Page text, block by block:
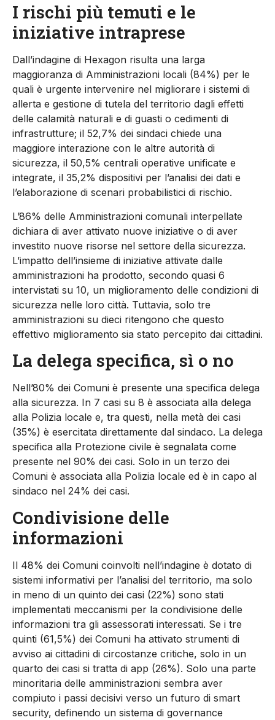
I rischi più temuti e le
iniziative intraprese
Dall’indagine di Hexagon risulta una larga
maggioranza di Amministrazioni locali (84%) per le
quali è urgente intervenire nel migliorare i sistemi di
allerta e gestione di tutela del territorio dagli effetti
delle calamità naturali e di guasti o cedimenti di
infrastrutture; il 52,7% dei sindaci chiede una
maggiore interazione con le altre autorità di
sicurezza, il 50,5% centrali operative unificate e
integrate, il 35,2% dispositivi per l’analisi dei dati e
l’elaborazione di scenari probabilistici di rischio.
L’86% delle Amministrazioni comunali interpellate
dichiara di aver attivato nuove iniziative o di aver
investito nuove risorse nel settore della sicurezza.
L’impatto dell’insieme di iniziative attivate dalle
amministrazioni ha prodotto, secondo quasi 6
intervistati su 10, un miglioramento delle condizioni di
sicurezza nelle loro città. Tuttavia, solo tre
amministrazioni su dieci ritengono che questo
effettivo miglioramento sia stato percepito dai cittadini.
La delega specifica, sì o no
Nell’80% dei Comuni è presente una specifica delega
alla sicurezza. In 7 casi su 8 è associata alla delega
alla Polizia locale e, tra questi, nella metà dei casi
(35%) è esercitata direttamente dal sindaco. La delega
specifica alla Protezione civile è segnalata come
presente nel 90% dei casi. Solo in un terzo dei
Comuni è associata alla Polizia locale ed è in capo al
sindaco nel 24% dei casi.
Condivisione delle
informazioni
Il 48% dei Comuni coinvolti nell’indagine è dotato di
sistemi informativi per l’analisi del territorio, ma solo
in meno di un quinto dei casi (22%) sono stati
implementati meccanismi per la condivisione delle
informazioni tra gli assessorati interessati. Se i tre
quinti (61,5%) dei Comuni ha attivato strumenti di
avviso ai cittadini di circostanze critiche, solo in un
quarto dei casi si tratta di app (26%). Solo una parte
minoritaria delle amministrazioni sembra aver
compiuto i passi decisivi verso un futuro di smart
security, definendo un sistema di governance